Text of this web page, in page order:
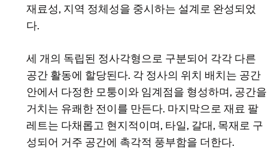
재료성, 지역 정체성을 중시하는 설계로 완성되었
다.
세 개의 독립된 정사각형으로 구분되어 각각 다른
공간 활동에 할당된다. 각 정사의 위치 배치는 공간
안에서 다정한 모퉁이와 임계점을 형성하며, 공간을
거치는 유쾌한 전이를 만든다. 마지막으로 재료 팔
레트는 다채롭고 현지적이며, 타일, 갈대, 목재로 구
성되어 거주 공간에 촉각적 풍부함을 더한다.